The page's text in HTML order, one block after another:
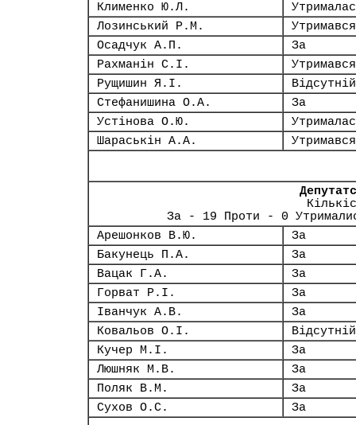
Клименко Ю.Л.
Лозинський Р.М.
Утримався
Осадчук А.П.
За
Рахманін С.І.
Утримався
Рущишин Я.І.
Відсутній
Стефанишина О.А.
За
Устінова О.Ю.
Шараськін А.А.
Утримався
За - 19 Проти - 0
Арешонков В.Ю.
За
Бакунець П.А.
За
Вацак Г.А.
За
Горват Р.І.
За
Іванчук А.В.
За
Ковальов О.І.
Відсутній
Кучер М.І.
За
Люшняк М.В.
За
Поляк В.М.
За
Сухов О.С.
За